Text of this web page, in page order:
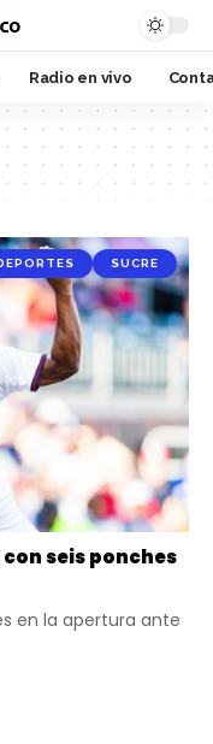
Radio en vivo
SUCRE
seis ponches
en la apertura ante